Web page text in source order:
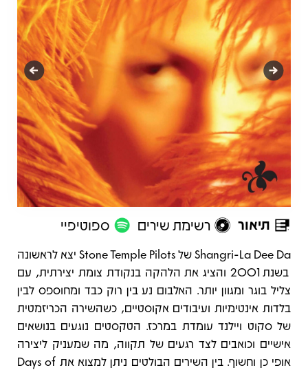
תיאור רשימת שירים ספוטיפיי
תיאור
Shangri-La Dee Da של Stone Temple Pilots יצא לראשונה
בשנת 2001 והציג את הלהקה בנקודת צומת יצירתית, עם
צליל בוגר ומגוון יותר. האלבום נע בין רוק כבד ומחוספס לבין
בלדות אינטימיות ועיבודים אקוסטיים, כשהשירה הכריזמטית
של סקוט ויילנד עומדת במרכז. הטקסטים נוגעים בנושאים
אישיים וכואבים לצד רגעים של תקווה, מה שמעניק ליצירה
אופי כן וחשוף. בין השירים הבולטים ניתן למצוא את Days of